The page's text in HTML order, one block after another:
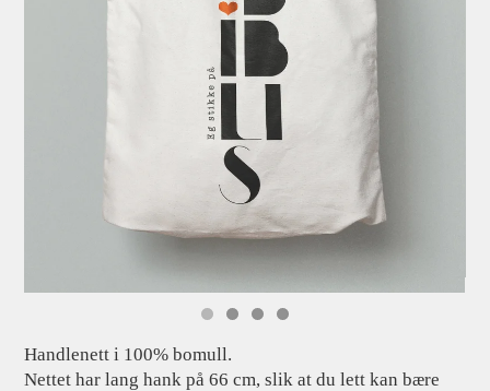
Handlenett i 100% bomull.
Nettet har lang hank på 66 cm, slik at du lett kan bære